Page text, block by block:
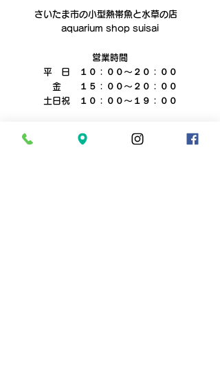
さいたま市の小型熱帯魚と水草の店
aquarium shop suisai
営業時間
平　日　１０：００～２０：００
金　　１５：００～２０：００
土日祝　１０：００～１９：００